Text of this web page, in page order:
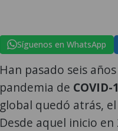
Síguenos en WhatsApp
Han pasado seis
pandemia de COVID-
global quedó atrás,
Desde aquel inicio